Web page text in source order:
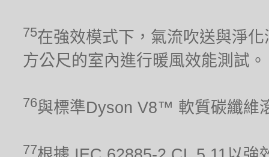
75在強效模式下，氣流吹送與淨
方公尺的室內進行暖風效能測試。
76與標準Dyson V8™ 軟質碳纖維
77